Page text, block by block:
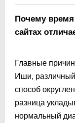
Почему
сайтах
Главные
Иши,
способ
разница
нормальный